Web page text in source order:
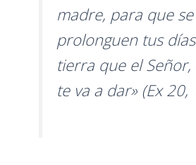
madre, para que se
prolonguen tus
tierra que el Señor,
te va a dar» (Ex20,